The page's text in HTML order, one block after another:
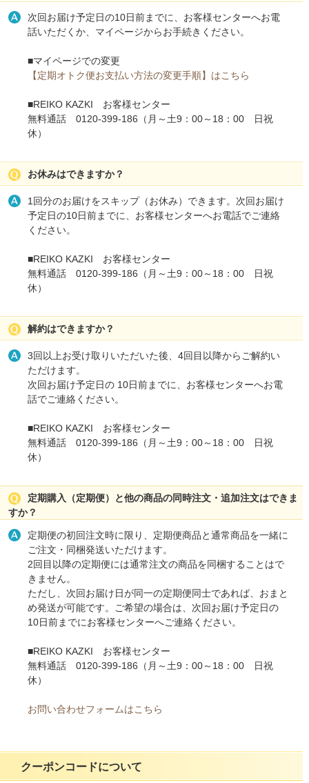
次回お届け予定日の10日前までに、お客様センターへお電
話いただくか、マイページからお手続きください。
■マイページでの変更
【定期オトク便お支払い方法の変更手順】はこちら
■REIKO KAZKI お客様センター
無料通話 0120-399-186（月～土9：00～18：00 日祝
休）
お休みはできますか？
1回分のお届けをスキップ（お休み）できます。次回お届け
予定日の10日前までに、お客様センターへお電話でご連絡
ください。
■REIKO KAZKI お客様センター
無料通話 0120-399-186（月～土9：00～18：00 日祝
休）
解約はできますか？
3回以上お受け取りいただいた後、4回目以降からご解約い
ただけます。
次回お届け予定日の 10日前までに、お客様センターへお電
話でご連絡ください。
■REIKO KAZKI お客様センター
無料通話 0120-399-186（月～土9：00～18：00 日祝
休）
定期購入（定期便）と他の商品の同時注文・追加注文はできま
すか？
定期便の初回注文時に限り、定期便商品と通常商品を一緒に
ご注文・同梱発送いただけます。
2回目以降の定期便には通常注文の商品を同梱することはで
きません。
ただし、次回お届け日が同一の定期便同士であれば、おまと
め発送が可能です。ご希望の場合は、次回お届け予定日の
10日前までにお客様センターへご連絡ください。
■REIKO KAZKI お客様センター
無料通話 0120-399-186（月～土9：00～18：00 日祝
休）
お問い合わせフォームはこちら
クーポンコードについて